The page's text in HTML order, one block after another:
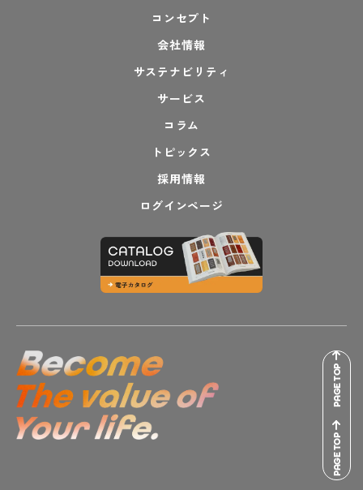
コンセプト
会社情報
サステナビリティ
サービス
コラム
トピックス
採用情報
ログインページ
PAGE TOP
PAGE TOP